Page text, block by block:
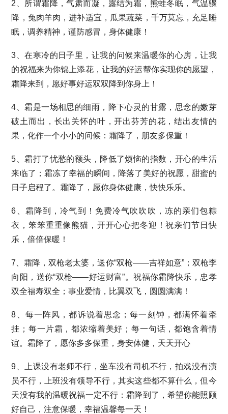
2、所谓霜降，气肃而凝，露结为霜，熊蛙冬眠，气温骤
降，兔肉羊肉，进补适宜，瓜果蔬菜，千万莫忘，充足睡
眠，调养精神，谨防感冒，身体健康！
3、在寒冷的日子里，让我的问候来温暖你的心房，让我
的祝福来为你锦上添花，让我的好运帮你实现你的愿望，
霜降来到，愿好事好运双双降到你身上！
4、霜是一场相思的细雨，降下心灵的甘露，思念的嫩芽
破土而出，长出关怀的叶，开出芬芳的花，结出友情的
果，化作一个小小的问候：霜降了，朋友多保重！
5、霜打了忧愁的额头，降低了烦恼的指数，开心的生活
来临了；霜冻了幸福的瞬间，降落了美好的祝愿，甜蜜的
日子启程了。霜降了，愿你身体健康，快快乐乐。
6、霜降到，冷气到！免费冷气吹吹吹，冻的亲们包粽
衣，笨笨重重像熊猫，开开心心把冬迎！祝亲们节日快
乐，倍倍保暖！
7、霜降，双枪老太婆，送你“双枪——吉祥如意”；双枪李
向阳，送你“双枪——好运财富”。祝福你霜降快乐，忠孝
双全福寿双全；事业爱情，比翼双飞，圆圆满满！
8、每一阵风，都诉说着思念；每一刻钟，都满怀着牵
挂；每一片霜，都浓缩着美好；每一句话，都饱含着情
谊。霜降了，愿你多多保重，身安体健，天天开心
9、上课没有老师不行，坐车没有司机不行，拍戏没有演
员不行，上班没有领导不行，其实这些都不算什么，但今
天没有我的温暖祝福一定不行：霜降到了，希望你能照顾
好自己，注意保暖，幸福温馨每一天！